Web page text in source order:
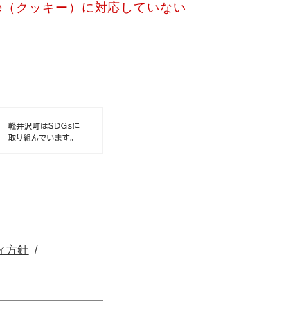
クッキー）に対応していない
方針